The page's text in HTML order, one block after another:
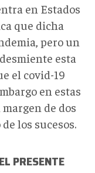
en Estados
que dicha
pero un
esta
el covid-19
en estas
de dos
los sucesos.
PRESENTE